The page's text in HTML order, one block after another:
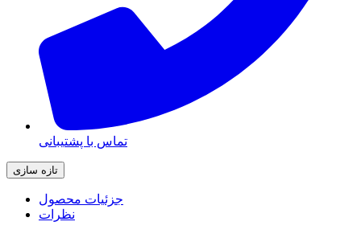
تماس با پشتیبانی
جزئیات محصول
نظرات